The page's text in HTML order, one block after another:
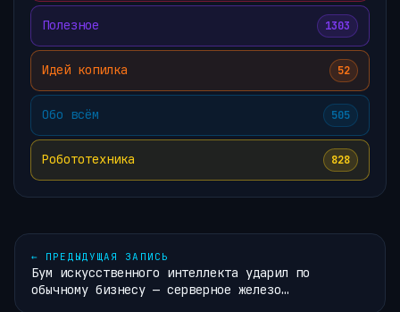
Полезное 1303
Идей копилка 52
Обо всём 505
Робототехника 828
← ПРЕДЫДУЩАЯ ЗАПИСЬ
Бум искусственного интеллекта ударил по
обычному бизнесу — серверное железо…